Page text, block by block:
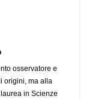
osservatore e
origini, ma alla
in Scienze